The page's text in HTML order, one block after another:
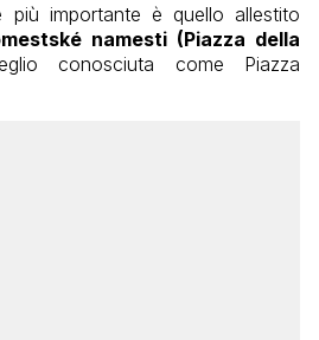
più importante è quello allestito
namesti (Piazza della
conosciuta come Piazza